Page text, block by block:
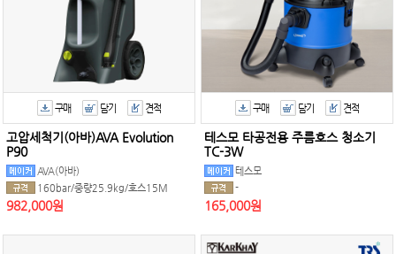
구매 담기 견적
고압세척기(아바)AVA Evolution
P90
AVA(아바)
160bar/중량25.9kg/호스15M
982,000원
구매 담기 견적
테스모 타공전용 주름호스 청소기
TC-3W
테스모
-
165,000원